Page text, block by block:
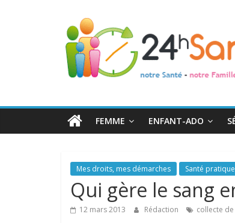
24h
Santé
toute
FEMME ENFANT-ADO
Mes droits, mes démarches Santé pratique
Qui gère le sang
12 mars 2013 Rédaction collecte